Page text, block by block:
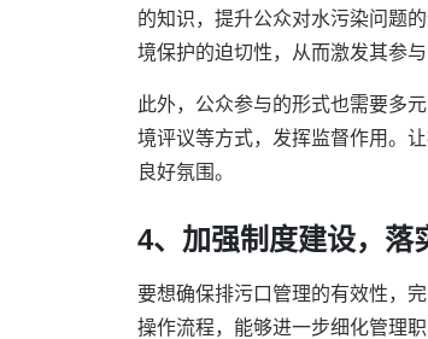
的知识，提升公众对水污染问题
境保护的迫切性，从而激发其参与
此外，公众参与的形式也需要多
境评议等方式，发挥监督作用。
良好氛围。
4、加强制度建设，落
要想确保排污口管理的有效性，
操作流程，能够进一步细化管理